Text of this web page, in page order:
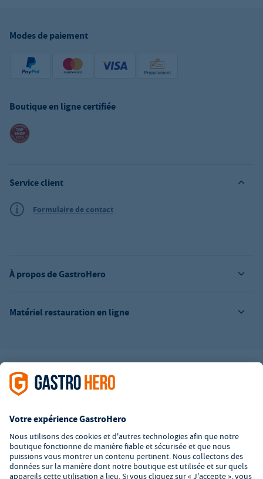
Modes de paiement
Boutique en ligne certifiée
Matériel restauration en ligne
À propos de GastroHero
Service client
Formulaire de contact
L’offre de la société GastroHero est exclusivement destinée aux
entreprises. Tous les prix sont des prix unitaires nets majorés de
Certaines méthodes de paiement peuvent entraîner des frais
supplémentaires .
² PVC : Prix de Vente Conseillé par le fabricant
*A partir d'un montant de 350€ net. Jusqu'à cette date, les frais
de port s'élèvent à 7,90€ (hors TVA).